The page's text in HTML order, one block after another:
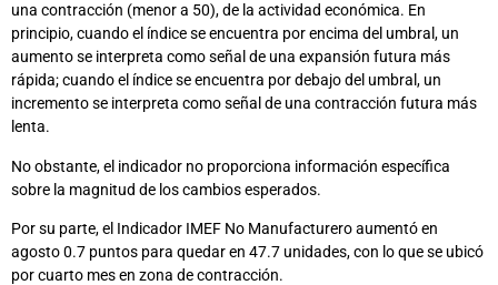
una contracción (menor a 50), de la actividad económica. En
principio, cuando el índice se encuentra por encima del umbral, un
aumento se interpreta como señal de una expansión futura más
rápida; cuando el índice se encuentra por debajo del umbral, un
incremento se interpreta como señal de una contracción futura más
lenta.
No obstante, el indicador no proporciona información específica
sobre la magnitud de los cambios esperados.
Por su parte, el Indicador IMEF No Manufacturero aumentó en
agosto 0.7 puntos para quedar en 47.7 unidades, con lo que se ubicó
por cuarto mes en zona de contracción.